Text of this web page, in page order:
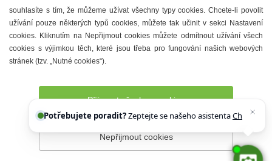
Restaurace
Městské muzeum a galerie
Denní meníčka
Prohlášení o přístupnosti Správce webu
souhlasíte s tím, že můžeme užívat všechny typy cookies. Chcete-li povolit
užívání pouze některých typů cookies, můžete tak učinit v sekci Nastavení
cookies. Kliknutím na Nepřijmout cookies můžete odmítnout užívání všech
cookies s výjimkou těch, které jsou třeba pro fungování našich webových
stránek (tzv. „Nutné cookies“).
Přijmout všechny cookies
Nepřijmout cookies
Chettyho.